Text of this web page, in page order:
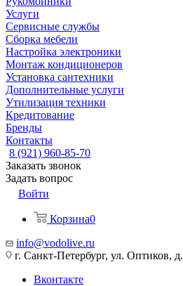
Услуги
Сервисные службы
Сборка мебели
Настройка электроники
Монтаж кондиционеров
Установка сантехники
Дополнительные услуги
Утилизация техники
Кредитование
Бренды
Контакты
8 (921) 960-85-70
Заказать звонок
Задать вопрос
Войти
Корзина0
info@vodolive.ru
г. Санкт-Петербург, ул. Оптиков,
Вконтакте